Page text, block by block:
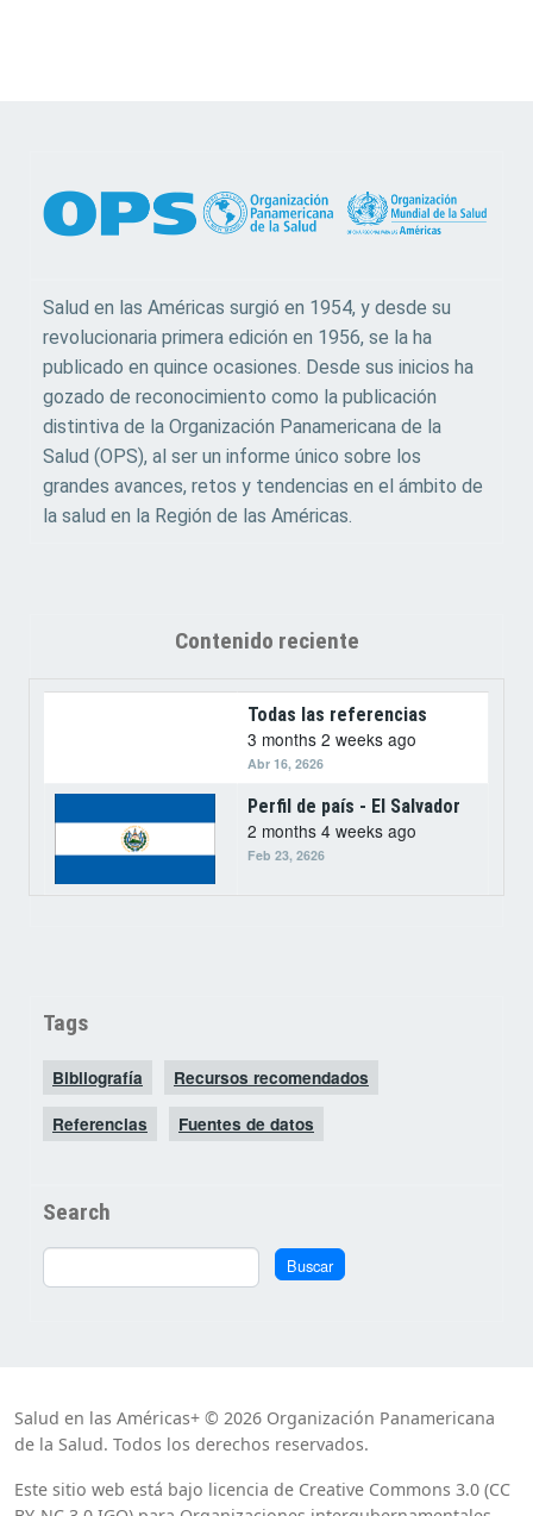
Salud en las Américas surgió en 1954, y desde su
revolucionaria primera edición en 1956, se la ha
publicado en quince ocasiones. Desde sus inicios ha
gozado de reconocimiento como la publicación
distintiva de la Organización Panamericana de la
Salud (OPS), al ser un informe único sobre los
grandes avances, retos y tendencias en el ámbito de
la salud en la Región de las Américas.
Contenido reciente
Todas las referencias
3 months 2 weeks ago
Abr 16, 2626
Perfil de país - El Salvador
2 months 4 weeks ago
Feb 23, 2626
Tags
Bibliografía Recursos recomendados
Referencias Fuentes de datos
Search
Buscar Buscar
Salud en las Américas+ © 2026 Organización Panamericana
de la Salud. Todos los derechos reservados.
Este sitio web está bajo licencia de Creative Commons 3.0 (CC